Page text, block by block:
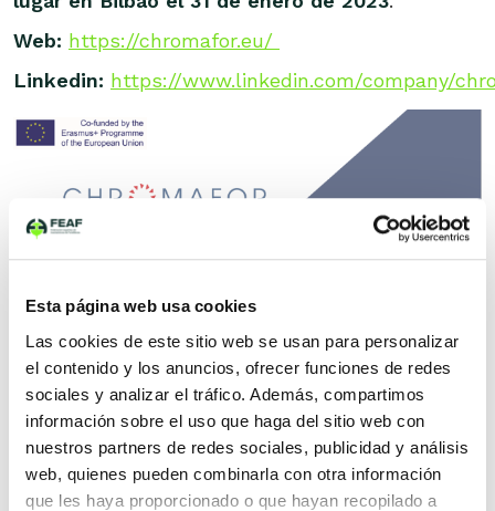
Esta página web usa cookies
Las cookies de este sitio web se usan para personalizar
el contenido y los anuncios, ofrecer funciones de redes
sociales y analizar el tráfico. Además, compartimos
información sobre el uso que haga del sitio web con
nuestros partners de redes sociales, publicidad y análisis
web, quienes pueden combinarla con otra información
que les haya proporcionado o que hayan recopilado a
Web: https://chromafor.eu/
Linkedin: https://www.linkedin.com/company/